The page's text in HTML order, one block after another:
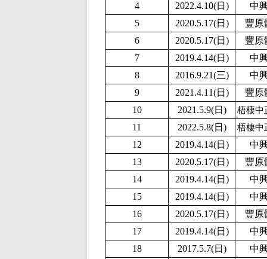
4
2022.4.10(日)
中
5
2020.5.17(日)
豐原
6
2020.5.17(日)
豐原
7
2019.4.14(日)
中
8
2016.9.21(三)
中
9
2021.4.11(日)
豐原
10
2021.5.9(日) 梧棲中
11 2022.5.8(日) 梧棲中
12 2019.4.14(日)
中
13
2020.5.17(日)
豐原
14
2019.4.14(日)
中
15
2019.4.14(日)
中
16
2020.5.17(日)
豐原
17
2019.4.14(日)
中
18
2017.5.7(日)
中